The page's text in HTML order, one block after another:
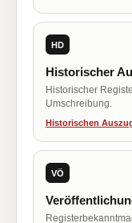
HD
Historischer
Historischer
Umschreibung.
Historischen
VÖ